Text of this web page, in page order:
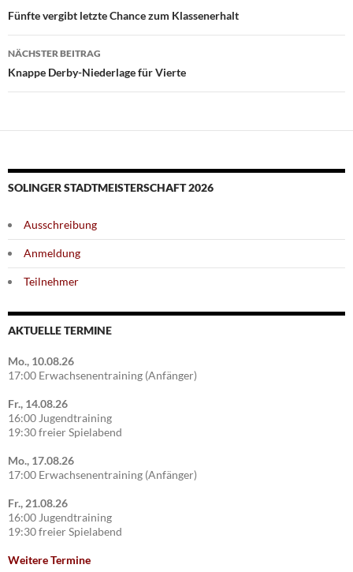
Fünfte vergibt letzte Chance zum Klassenerhalt
NÄCHSTER BEITRAG
Knappe Derby-Niederlage für Vierte
SOLINGER STADTMEISTERSCHAFT 2026
Ausschreibung
Anmeldung
Teilnehmer
AKTUELLE TERMINE
Mo., 10.08.26
17:00 Erwachsenentraining (Anfänger)
Fr., 14.08.26
16:00 Jugendtraining
19:30 freier Spielabend
Mo., 17.08.26
17:00 Erwachsenentraining (Anfänger)
Fr., 21.08.26
16:00 Jugendtraining
19:30 freier Spielabend
Weitere Termine